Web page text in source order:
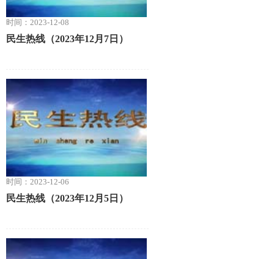
时间：2023-12-08
民生热线（2023年12月7日）
时间：2023-12-06
民生热线（2023年12月5日）